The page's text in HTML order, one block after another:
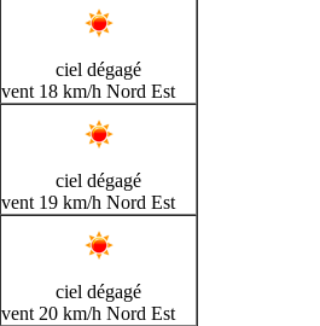
ciel dégagé
vent 18 km/h Nord Est
ciel dégagé
vent 19 km/h Nord Est
ciel dégagé
vent 20 km/h Nord Est